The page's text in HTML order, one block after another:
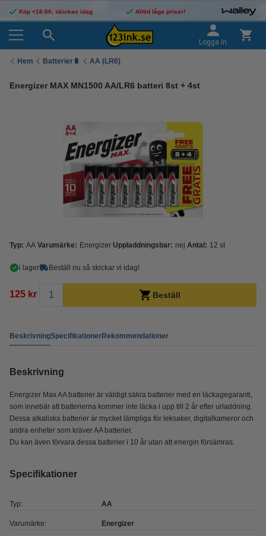
Köp <16:00, skickas idag Alltid låga priser!
Logga in
Hem Batterier🔋 AA (LR6)
Energizer MAX MN1500 AA/LR6 batteri 8st + 4st
Typ: AA Varumärke: Energizer Uppladdningsbar: nej Antal: 12 st
i lager Beställ nu så skickar vi idag!
125 kr Beställ
BeskrivningSpecifikationerRekommendationer
Beskrivning
Energizer Max AA batterier är väldigt säkra batterier med en läckagegaranti,
som innebär att batterierna kommer inte läcka i upp till 2 år efter urladdning.
Dessa alkaliska batterier är mycket lämpliga för leksaker, digitalkameror och
andra enheter som kräver AA batterier.
Du kan även förvara dessa batterier i 10 år utan att energin försämras.
Specifikationer
Typ: AA
Varumärke: Energizer